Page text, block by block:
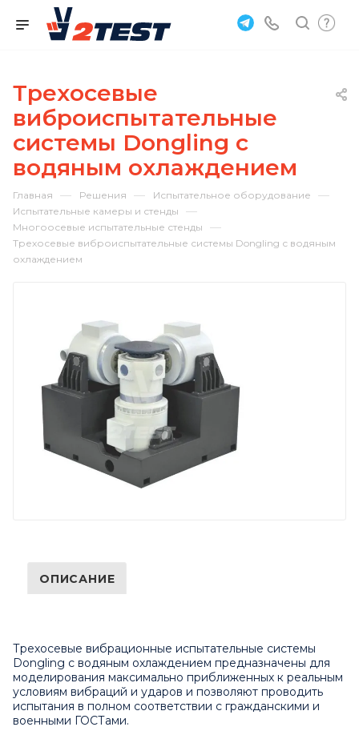
Трехосевые
виброиспытательные
системы Dongling с
водяным охлаждением
Главная — Решения — Испытательное оборудование —
Испытательные камеры и стенды —
Многоосевые испытательные стенды —
Трехосевые виброиспытательные системы Dongling с водяным
охлаждением
ОПИСАНИЕ
Трехосевые вибрационные испытательные системы
Dongling с водяным охлаждением предназначены для
моделирования максимально приближенных к реальным
условиям вибраций и ударов и позволяют проводить
испытания в полном соответствии с гражданскими и
военными ГОСТами.